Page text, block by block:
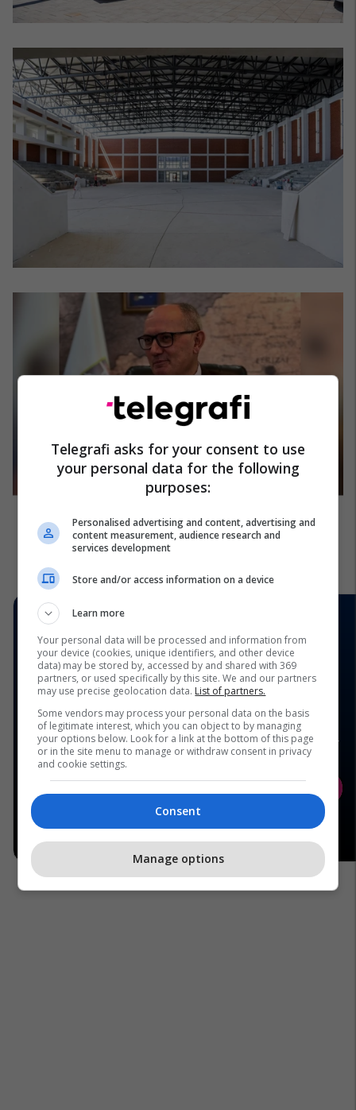
Telegrafi asks for your consent to use
your personal data for the following
purposes:
Personalised advertising and content, advertising and
content measurement, audience research and
services development
Store and/or access information on a device
Learn more
Your personal data will be processed and information from
your device (cookies, unique identifiers, and other device
data) may be stored by, accessed by and shared with 369
partners, or used specifically by this site. We and our partners
may use precise geolocation data. List of partners.
Some vendors may process your personal data on the basis
of legitimate interest, which you can object to by managing
your options below. Look for a link at the bottom of this page
or in the site menu to manage or withdraw consent in privacy
and cookie settings.
Consent
Manage options